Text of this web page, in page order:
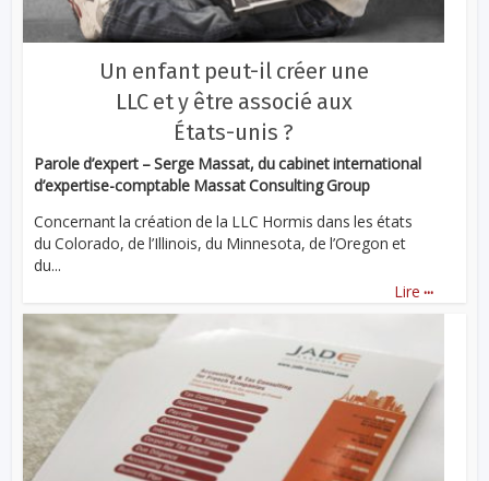
Un enfant peut-il créer une
LLC et y être associé aux
États-unis ?
Parole d’expert – Serge Massat, du cabinet international
d’expertise-comptable Massat Consulting Group
Concernant la création de la LLC Hormis dans les états
du Colorado, de l’Illinois, du Minnesota, de l’Oregon et
du...
Lire ...